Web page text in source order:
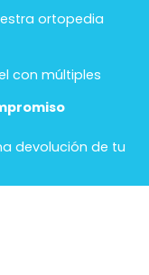
ortopedia
con múltiples
devolución de tu